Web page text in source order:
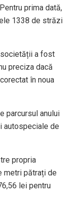
prima dată,
1338 de străzi
a fost
preciza dacă
în noua
parcursul anului
autospeciale de
propria
metri pătrați de
lei pentru